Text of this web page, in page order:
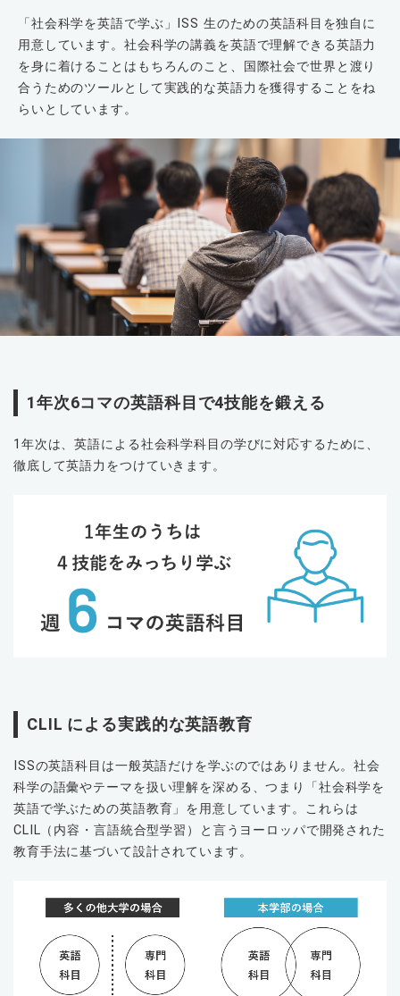
「社会科学を英語で学ぶ」ISS 生のための英語科目を独自に
用意しています。社会科学の講義を英語で理解できる英語力
を身に着けることはもちろんのこと、国際社会で世界と渡り
合うためのツールとして実践的な英語力を獲得することをね
らいとしています。
1年次6コマの英語科目で4技能を鍛える
1年次は、英語による社会科学科目の学びに対応するために、
徹底して英語力をつけていきます。
CLIL による実践的な英語教育
ISSの英語科⽬は⼀般英語だけを学ぶのではありません。社会
科学の語彙やテーマを扱い理解を深める、つまり「社会科学を
英語で学ぶための英語教育」を⽤意しています。これらは
CLIL（内容・⾔語統合型学習）と⾔うヨーロッパで開発された
教育⼿法に基づいて設計されています。